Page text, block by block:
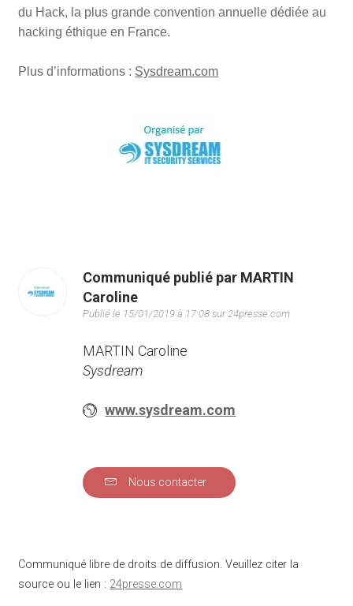
du Hack, la plus grande convention annuelle dédiée au
hacking éthique en France.
Plus d’informations : Sysdream.com
Communiqué publié par MARTIN
Caroline
Publié le 15/01/2019 à 17:08 sur 24presse.com
MARTIN Caroline
Sysdream
www.sysdream.com
Nous contacter
Communiqué libre de droits de diffusion. Veuillez citer la
source ou le lien : 24presse.com